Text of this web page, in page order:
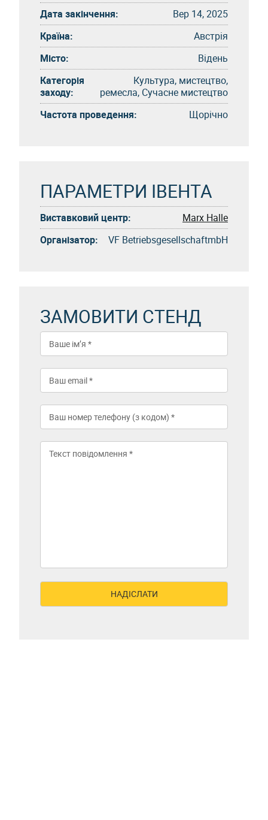
Дата закінчення:
Вер 14, 2025
Країна:
Австрія
Місто:
Відень
Категорія
заходу:
Культура, мистецтво,
ремесла, Сучасне мистецтво
Частота проведення:
Щорічно
ПАРАМЕТРИ ІВЕНТА
Виставковий центр:
Marx Halle
Організатор:
VF BetriebsgesellschaftmbH
ЗАМОВИТИ СТЕНД